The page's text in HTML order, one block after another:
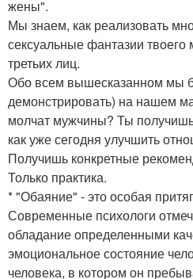
жены".
Мы знаем, как реализовать
сексуальные фантазии
третьих лиц.
Обо всем вышесказанном мы
демонстрировать) на нашем
молчат мужчины? Ты
как уже сегодня улучшить
Получишь конкретные
Только практика.
* "Обаяние" - это особая
Современные психологи
обладание определенными
эмоциональное состояние
человека, в котором он